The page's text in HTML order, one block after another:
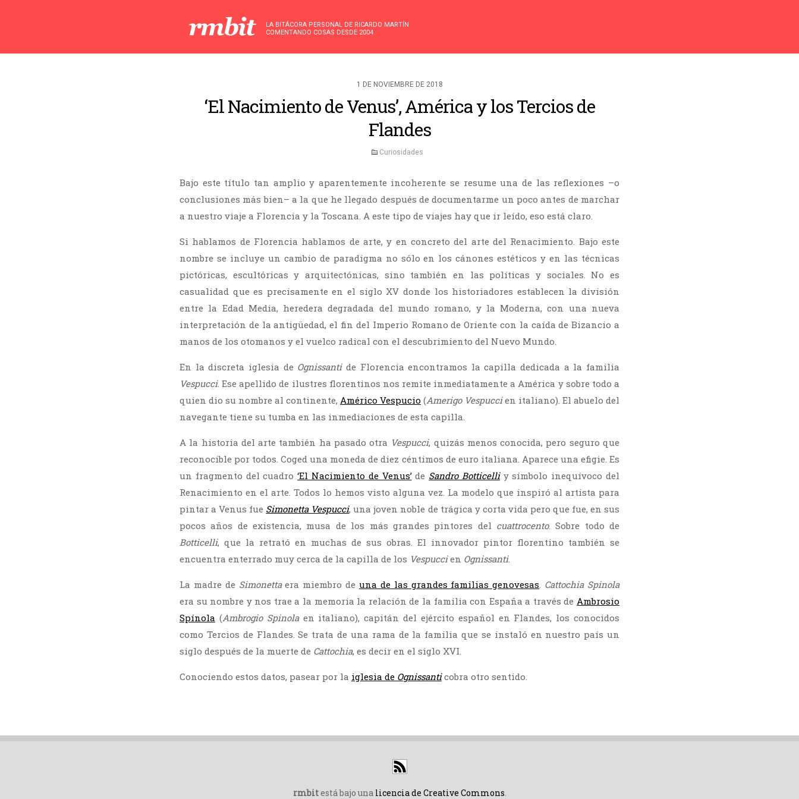
LA BITÁCORA PERSONAL DE RICARDO MARTÍN
COMENTANDO COSAS DESDE 2004
1 DE NOVIEMBRE DE 2018
‘El Nacimiento de Venus’, América y los Tercios de
Flandes
Curiosidades
Bajo este título tan amplio y aparentemente incoherente se resume una de las reflexiones –o
conclusiones más bien– a la que he llegado después de documentarme un poco antes de marchar
a nuestro viaje a Florencia y la Toscana. A este tipo de viajes hay que ir leído, eso está claro.
Si hablamos de Florencia hablamos de arte, y en concreto del arte del Renacimiento. Bajo este
nombre se incluye un cambio de paradigma no sólo en los cánones estéticos y en las técnicas
pictóricas, escultóricas y arquitectónicas, sino también en las políticas y sociales. No es
casualidad que es precisamente en el siglo XV donde los historiadores establecen la división
entre la Edad Media, heredera degradada del mundo romano, y la Moderna, con una nueva
interpretación de la antigüedad, el fin del Imperio Romano de Oriente con la caída de Bizancio a
manos de los otomanos y el vuelco radical con el descubrimiento del Nuevo Mundo.
En la discreta iglesia de Ognissantide Florencia encontramos la capilla dedicada a la familia
Vespucci. Ese apellido de ilustres florentinos nos remite inmediatamente a América y sobre todo a
quien dio su nombre al continente, Américo Vespucio (Amerigo Vespuccien italiano). El abuelo del
navegante tiene su tumba en las inmediaciones de esta capilla.
A la historia del arte también ha pasado otra Vespucci, quizás menos conocida, pero seguro que
reconocible por todos. Coged una moneda de diez céntimos de euro italiana. Aparece una efigie. Es
un fragmento del cuadro‘El Nacimiento de Venus’de Sandro Botticelliy símbolo inequívoco del
Renacimiento en el arte. Todos lo hemos visto alguna vez. La modelo que inspiró al artista para
pintar a Venus fue Simonetta Vespucci, una joven noble de trágica y corta vida pero que fue, en sus
pocos años de existencia, musa de los más grandes pintores del cuattrocento. Sobre todo de
Botticelli, que la retrató en muchas de sus obras. El innovador pintor florentino también se
encuentra enterrado muy cerca de la capilla de los Vespuccien Ognissanti.
La madre de Simonettaera miembro deuna de las grandes familias genovesas. Cattochia Spinola
era su nombre y nos trae a la memoria la relación de la familia con España a través de Ambrosio
Spínola (Ambrogio Spinolaen italiano), capitán del ejército español en Flandes, los conocidos
como Tercios de Flandes. Se trata de una rama de la familia que se instaló en nuestro país un
siglo después de la muerte de Cattochia, es decir en el siglo XVI.
Conociendo estos datos, pasear por la iglesia de Ognissanticobra otro sentido.
rmbitestá bajo una licencia de Creative Commons.